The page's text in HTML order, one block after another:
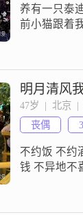
养有一只泰
前小猫跟着
明月清风
47岁  |  北京  |
丧偶
不约饭 不约
钱 不异地不
休本人无负